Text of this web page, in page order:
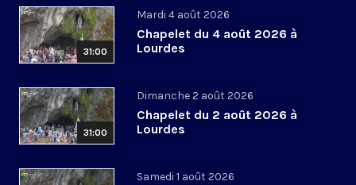
31:00
Mardi 4 août 2026
Chapelet du 4 août 2026 à
Lourdes
31:00
Dimanche 2 août 2026
Chapelet du 2 août 2026 à
Lourdes
Samedi 1 août 2026